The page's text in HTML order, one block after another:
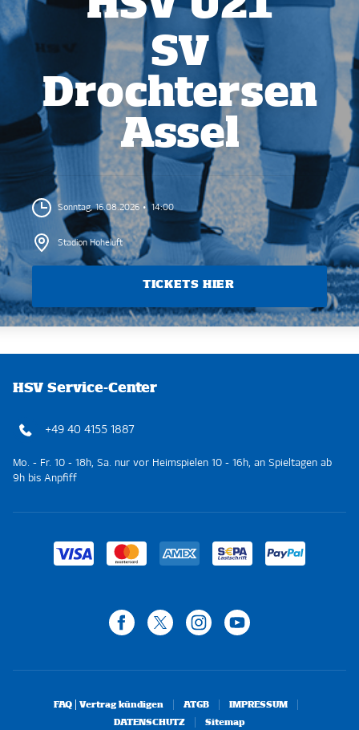
SV
Drochtersen
Assel
Sonntag, 16.08.2026 14:00
Stadion Hoheluft
TICKETS AB 10,00 EUR
HSV Service-Center
+49 40 4155 1887
Mo. - Fr. 10 - 18h, Sa. nur vor Heimspielen 10 - 16h, an Spieltagen ab
9h bis Anpfiff
FAQ | Vertrag kündigen ATGB
IMPRESSUM
DATENSCHUTZ
Sitemap